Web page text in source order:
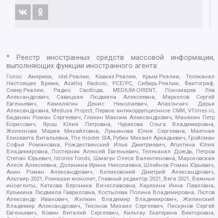
* Реестр иностранных средств массовой информации,
выполняющих функции иностранного агента:
Голос Америки, Idel.Реалии, Кавказ.Реалии, Крым.Реалии, Телеканал
Настоящее Время, Azatliq Radiosi, PCE/PC, Сибирь.Реалии, Фактограф,
Север.Реалии, Радио Свобода, MEDIUM-ORIENT, Пономарев Лев
Александрович, Савицкая Людмила Алексеевна, Маркелов Сергей
Евгеньевич, Камалягин Денис Николаевич, Апахончич Дарья
Александровна, Medusa Project, Первое антикоррупционное СМИ, VTimes.io,
Баданин Роман Сергеевич, Гликин Максим Александрович, Маняхин Петр
Борисович, Ярош Юлия Петровна, Чуракова Ольга Владимировна,
Железнова Мария Михайловна, Лукьянова Юлия Сергеевна, Маетная
Елизавета Витальевна, The Insider SIA, Рубин Михаил Аркадьевич, Гройсман
Софья Романовна, Рождественский Илья Дмитриевич, Апухтина Юлия
Владимировна, Постернак Алексей Евгеньевич, Телеканал Дождь, Петров
Степан Юрьевич, Istories fonds, Шмагун Олеся Валентиновна, Мароховская
Алеся Алексеевна, Долинина Ирина Николаевна, Шлейнов Роман Юрьевич,
Анин Роман Александрович, Великовский Дмитрий Александрович,
Альтаир 2021, Ромашки монолит, Главный редактор 2021, Вега 2021, Важные
иноагенты, Каткова Вероника Вячеславовна, Карезина Инна Павловна,
Кузьмина Людмила Гавриловна, Костылева Полина Владимировна, Лютов
Александр Иванович, Жилкин Владимир Владимирович, Жилинский
Владимир Александрович, Тихонов Михаил Сергеевич, Пискунов Сергей
Евгеньевич, Ковин Виталий Сергеевич, Кильтау Екатерина Викторовна,